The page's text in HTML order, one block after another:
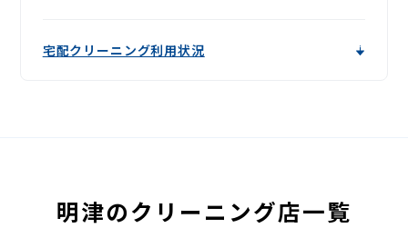
宅配クリーニング利用状況
明津のクリーニング店一覧